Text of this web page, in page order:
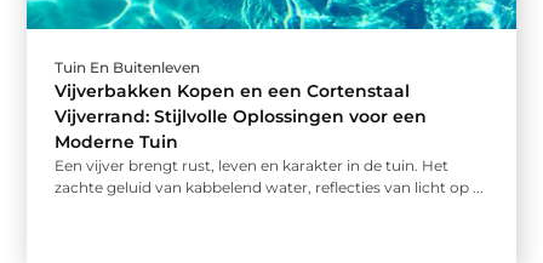
Tuin En Buitenleven
Vijverbakken Kopen en een Cortenstaal
Vijverrand: Stijlvolle Oplossingen voor een
Moderne Tuin
Een vijver brengt rust, leven en karakter in de tuin. Het
zachte geluid van kabbelend water, reflecties van licht op ...